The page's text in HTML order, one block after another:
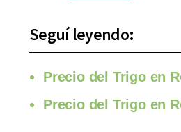
Seguí leyendo:
Precio del Trigo en
Precio del Trigo en